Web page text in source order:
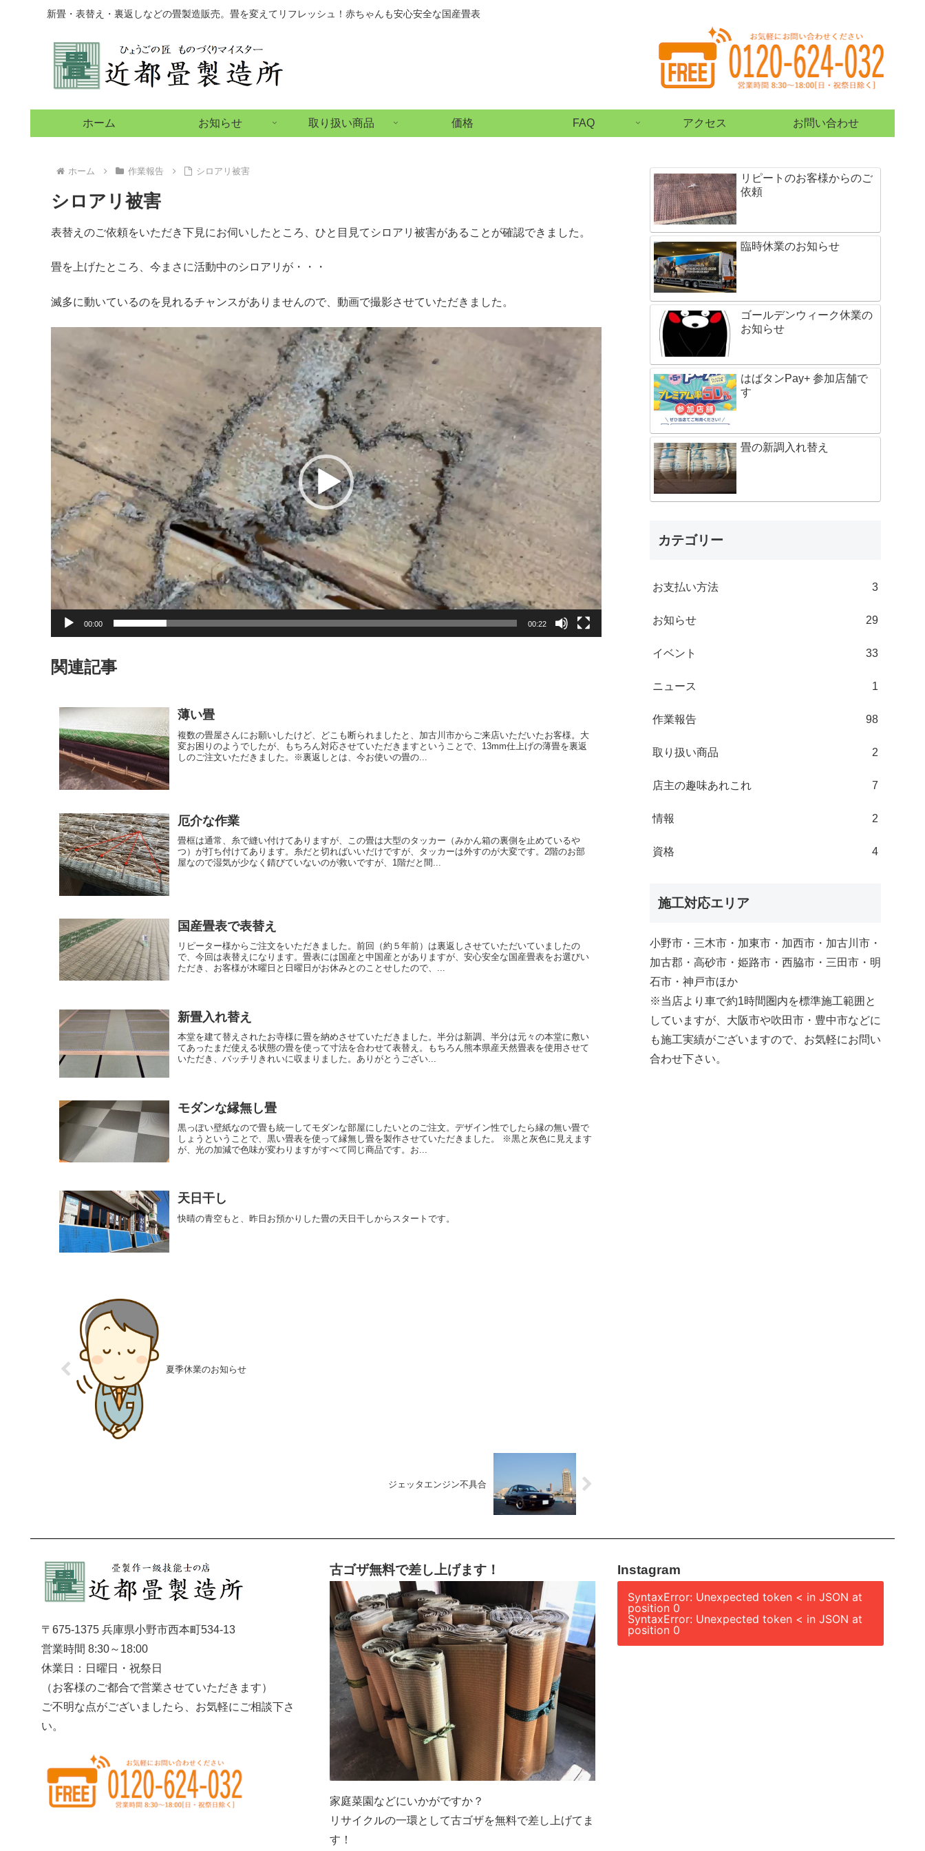
新畳・表替え・裏返しなどの畳製造販売。畳を変えてリフレッシュ！赤ちゃんも安心安全な国産畳表
ホーム お知らせ 取り扱い商品 価格 FAQ アクセス お問い合わせ
ホーム 作業報告 シロアリ被害
シロアリ被害
表替えのご依頼をいただき下見にお伺いしたところ、ひと目見てシロアリ被害があることが確認できました。
畳を上げたところ、今まさに活動中のシロアリが・・・
滅多に動いているのを見れるチャンスがありませんので、動画で撮影させていただきました。
ー
ー
00:00 00:22
関連記事
薄い畳
複数の畳屋さんにお願いしたけど、どこも断られましたと、加古川市からご来店いただいたお客様。大
変お困りのようでしたが、もちろん対応させていただきますということで、13mm仕上げの薄畳を裏返
しのご注文いただきました。※裏返しとは、今お使いの畳の...
厄介な作業
畳框は通常、糸で縫い付けてありますが、この畳は大型のタッカー（みかん箱の裏側を止めているや
つ）が打ち付けてあります。糸だと切ればいいだけですが、タッカーは外すのが大変です。2階のお部
屋なので湿気が少なく錆びていないのが救いですが、1階だと間...
国産畳表で表替え
リピーター様からご注文をいただきました。前回（約５年前）は裏返しさせていただいていましたの
で、今回は表替えになります。畳表には国産と中国産とがありますが、安心安全な国産畳表をお選びい
ただき、お客様が木曜日と日曜日がお休みとのことせしたので、...
新畳入れ替え
本堂を建て替えされたお寺様に畳を納めさせていただきました。半分は新調、半分は元々の本堂に敷い
てあったまだ使える状態の畳を使って寸法を合わせて表替え。もちろん熊本県産天然畳表を使用させて
いただき、バッチリきれいに収まりました。ありがとうござい...
モダンな縁無し畳
黒っぽい壁紙なので畳も統一してモダンな部屋にしたいとのご注文。デザイン性でしたら縁の無い畳で
しょうということで、黒い畳表を使って縁無し畳を製作させていただきました。 ※黒と灰色に見えます
が、光の加減で色味が変わりますがすべて同じ商品です。お...
天日干し
快晴の青空もと、昨日お預かりした畳の天日干しからスタートです。
夏季休業のお知らせ
ジェッタエンジン不具合
リピートのお客様からのご
依頼
臨時休業のお知らせ
ゴールデンウィーク休業の
お知らせ
はばタンPay+ 参加店舗で
す
畳の新調入れ替え
カテゴリー
お支払い方法 3
お知らせ 29
イベント 33
ニュース 1
作業報告 98
取り扱い商品 2
店主の趣味あれこれ 7
情報 2
資格 4
施工対応エリア
小野市・三木市・加東市・加西市・加古川市・
加古郡・高砂市・姫路市・西脇市・三田市・明
石市・神戸市ほか
※当店より車で約1時間圏内を標準施工範囲と
していますが、大阪市や吹田市・豊中市などに
も施工実績がございますので、お気軽にお問い
合わせ下さい。
〒675-1375 兵庫県小野市西本町534-13
営業時間 8:30～18:00
休業日：日曜日・祝祭日
（お客様のご都合で営業させていただきます）
ご不明な点がございましたら、お気軽にご相談下さ
い。
古ゴザ無料で差し上げます！
家庭菜園などにいかがですか？
リサイクルの一環として古ゴザを無料で差し上げてま
す！
Instagram
SyntaxError: Unexpected token < in JSON at
position 0
SyntaxError: Unexpected token < in JSON at
position 0